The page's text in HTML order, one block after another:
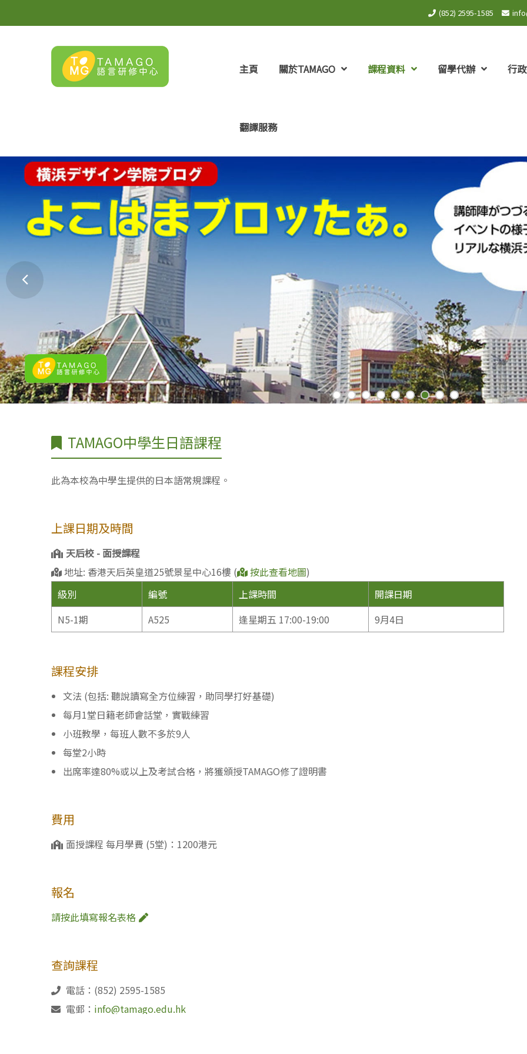
(852) 2595-1585
主頁 關於TAMAGO 課程資料 留學代辦 行
翻譯服務
TAMAGO中學生日語課程
此為本校為中學生提供的日本語常規課程。
上課日期及時間
天后校 - 面授課程
地址: 香港天后英皇道25號景星中心16樓 (
按此查看地圖)
級別
編號 上課時間
開課日期
N5-1期
A525 逢星期五 17:00-19:00 9月4日
課程安排
文法 (包括: 聽說讀寫全方位練習，助同學打好基礎)
每月1堂日籍老師會話堂，實戰練習
小班教學，每班人數不多於9人
每堂2小時
出席率達80%或以上及考試合格，將獲頒授TAMAGO修了證明書
費用
面授課程 每月學費 (5堂)：1200港元
報名
請按此填寫報名表格
查詢課程
電話：(852) 2595-1585
電郵： info@tamago.edu.hk